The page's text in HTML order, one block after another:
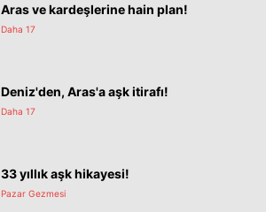
Aras ve kardeşlerine hain plan!
Daha 17
Deniz'den, Aras'a aşk itirafı!
Daha 17
33 yıllık aşk hikayesi!
Pazar Gezmesi